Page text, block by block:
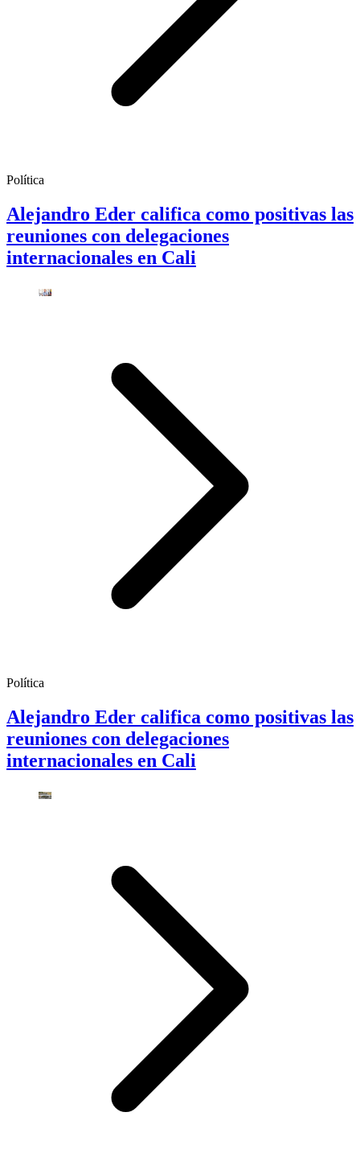
Política
Alejandro Eder califica como positivas las
reuniones con delegaciones
internacionales en Cali
Política
Alejandro Eder califica como positivas las
reuniones con delegaciones
internacionales en Cali